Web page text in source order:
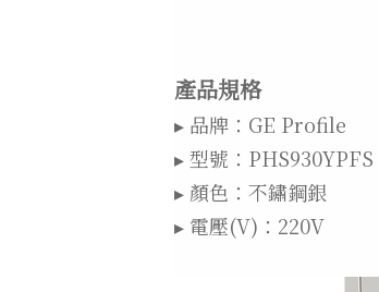
產品規格
▸ 品牌：GE Profile
▸ 型號：PHS930YPFS
▸ 顏色：不鏽鋼銀
▸ 電壓(V)：220V